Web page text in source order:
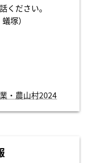
ください。
塚）
・農山村2024